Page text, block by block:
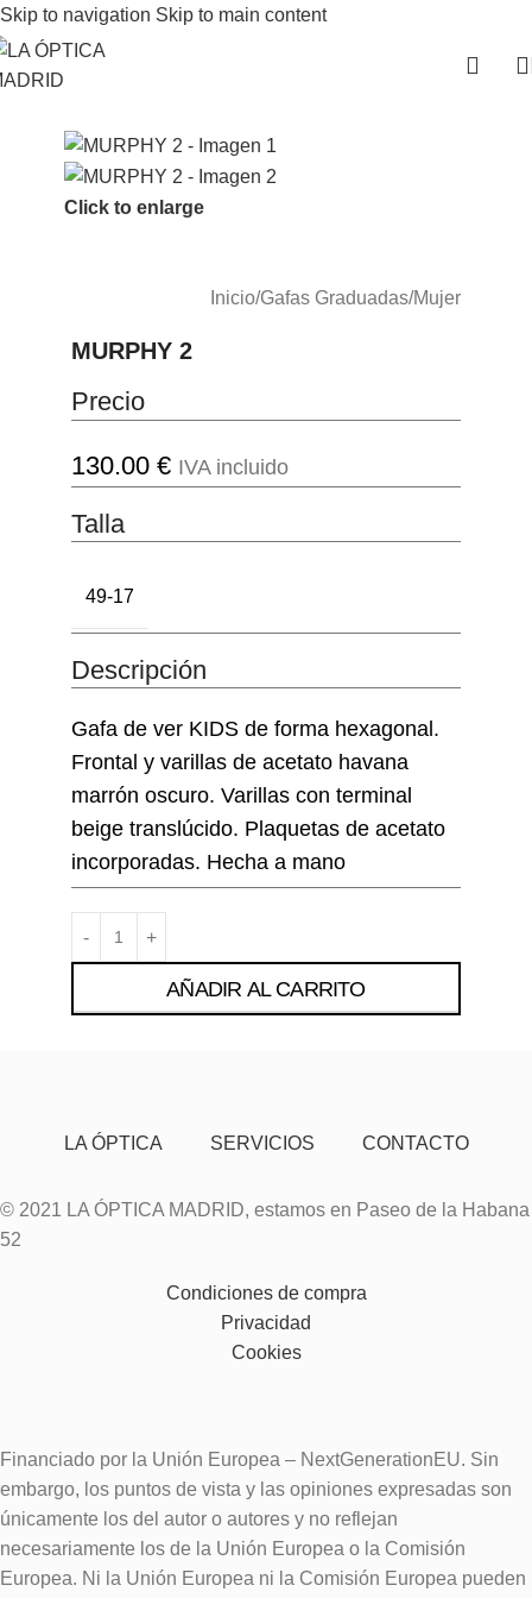
Skip to navigation Skip to main content
Click to enlarge
Inicio/Gafas Graduadas/Mujer
MURPHY 2
Precio
130.00 € IVA incluido
Talla
49-17
Descripción
Gafa de ver KIDS de forma hexagonal.
Frontal y varillas de acetato havana
marrón oscuro. Varillas con terminal
beige translúcido. Plaquetas de acetato
incorporadas. Hecha a mano
AÑADIR AL CARRITO
LA ÓPTICA SERVICIOS CONTACTO
© 2021 LA ÓPTICA MADRID, estamos en Paseo de la Habana
52
Condiciones de compra
Privacidad
Cookies
Financiado por la Unión Europea – NextGenerationEU. Sin
embargo, los puntos de vista y las opiniones expresadas son
únicamente los del autor o autores y no reflejan
necesariamente los de la Unión Europea o la Comisión
Europea. Ni la Unión Europea ni la Comisión Europea pueden